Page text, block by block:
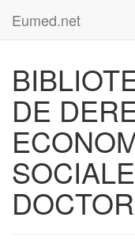
Eumed.net
DE